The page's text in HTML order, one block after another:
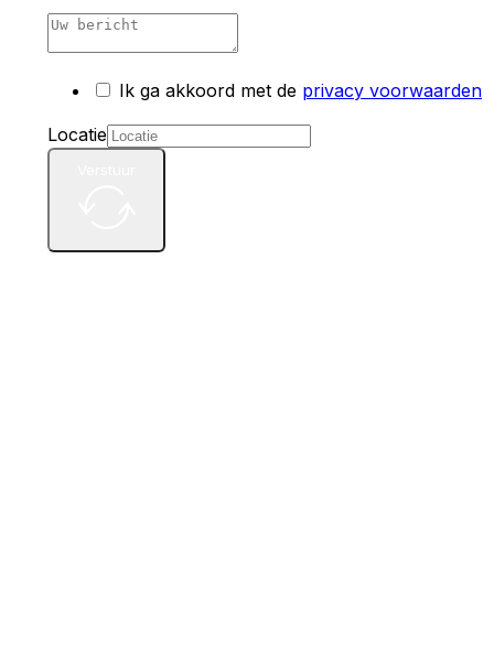
Ik ga akkoord met de privacy voorwaarden
Locatie